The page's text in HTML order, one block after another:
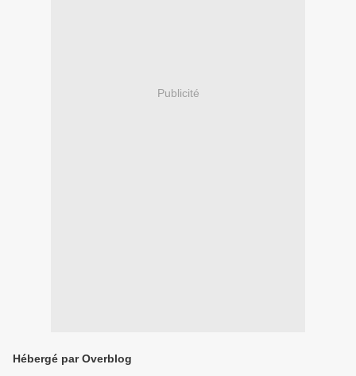
Publicité
Hébergé par Overblog